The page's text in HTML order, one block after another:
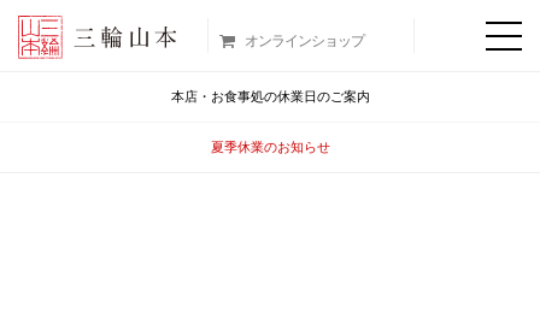
オンラインショップ
本店・お食事処の休業日のご案内
夏季休業のお知らせ